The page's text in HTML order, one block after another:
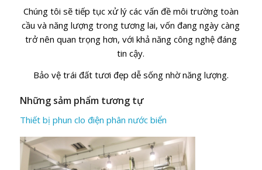
Chúng tôi sẽ tiếp tục xử lý các vấn đề môi trường toàn
cầu và năng lượng trong tương lai, vốn đang ngày càng
trở nên quan trọng hơn, với khả năng công nghệ đáng
tin cậy.
Bảo vệ trái đất tươi đẹp dễ sống nhờ năng lượng.
Những sảm phẩm tương tự
Thiết bị phun clo điện phân nước biển